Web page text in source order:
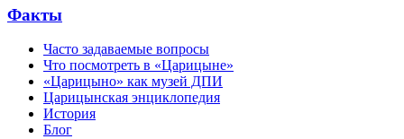
Факты
Часто задаваемые вопросы
Что посмотреть в «Царицыне»
«Царицыно» как музей ДПИ
Царицынская энциклопедия
История
Блог